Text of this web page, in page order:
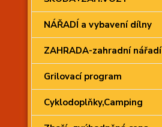
NÁŘADÍ a vybavení dílny
ZAHRADA-zahradní nářadí
Grilovací program
Cyklodoplňky,Camping